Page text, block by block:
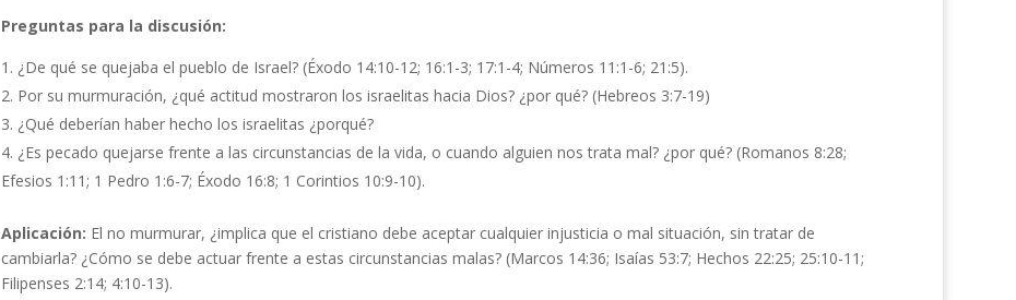
Preguntas para la discusión:
¿De qué se quejaba el pueblo de Israel? (Éxodo 14:10-12; 16:1-3; 17:1-4; Números 11:1-6; 21:5).
Por su murmuración, ¿qué actitud mostraron los israelitas hacia Dios? ¿por qué? (Hebreos 3:7-19)
¿Qué deberían haber hecho los israelitas ¿porqué?
¿Es pecado quejarse frente a las circunstancias de la vida, o cuando alguien nos trata mal? ¿por qué? (Romanos 8:28;
Efesios 1:11; 1 Pedro 1:6-7; Éxodo 16:8; 1 Corintios 10:9-10).
Aplicación: El no murmurar, ¿implica que el cristiano debe aceptar cualquier injusticia o mal situación, sin tratar de
cambiarla? ¿Cómo se debe actuar frente a estas circunstancias malas? (Marcos 14:36; Isaías 53:7; Hechos 22:25; 25:10-11;
Filipenses 2:14; 4:10-13).